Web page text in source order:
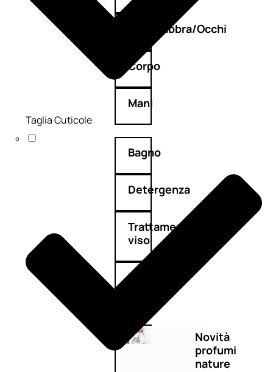
Viso/Labbra/Occhi
Corpo
Mani
Bagno
Detergenza
Trattamenti
viso
Maschere
Novità
profumi
nature
Taglia Cuticole